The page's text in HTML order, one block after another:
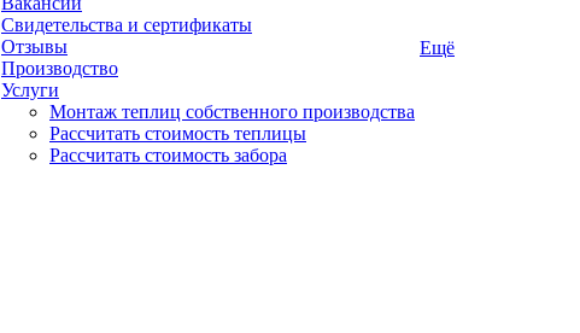
Свидетельства и сертификаты
Отзывы
Производство
Услуги
Монтаж теплиц собственного производства
Рассчитать стоимость теплицы
Рассчитать стоимость забора
Ещё